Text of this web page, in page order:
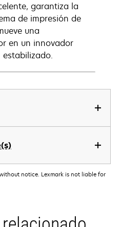
garantiza la
de impresión de
una
en un innovador
estabilizado.
notice. Lexmark is not liable for